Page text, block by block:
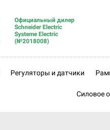
Официальный дилер
Schneider Electric
Systeme Electric
(№2018008)
Регуляторы и датчики
Силовое